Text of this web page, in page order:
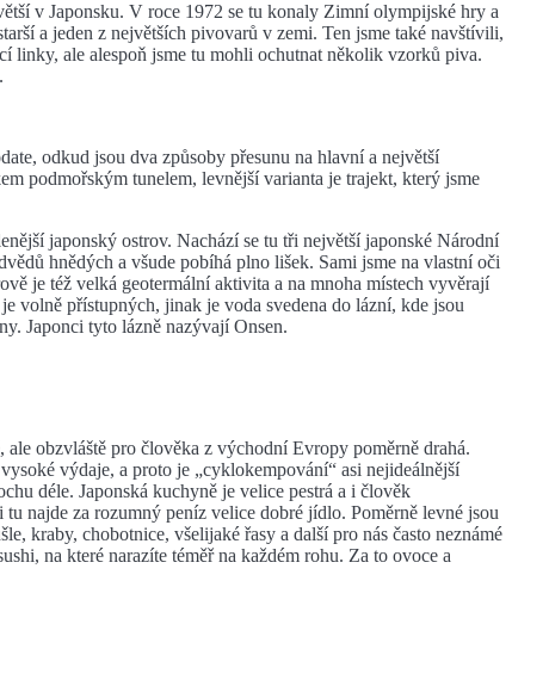
v Japonsku. V roce 1972 se tu konaly Zimní olympijské hry a
a jeden z největších pivovarů v zemi. Ten jsme také navštívili,
linky, ale alespoň jsme tu mohli ochutnat několik vzorků piva.
odkud jsou dva způsoby přesunu na hlavní a největší
podmořským tunelem, levnější varianta je trajekt, který jsme
japonský ostrov. Nachází se tu tři největší japonské Národní
hnědých a všude pobíhá plno lišek. Sami jsme na vlastní oči
je též velká geotermální aktivita a na mnoha místech vyvěrají
volně přístupných, jinak je voda svedena do lázní, kde jsou
Japonci tyto lázně nazývají Onsen.
ale obzvláště pro člověka z východní Evropy poměrně drahá.
výdaje, a proto je „cyklokempování“ asi nejideálnější
déle. Japonská kuchyně je velice pestrá a i člověk
najde za rozumný peníz velice dobré jídlo. Poměrně levné jsou
kraby, chobotnice, všelijaké řasy a další pro nás často neznámé
na které narazíte téměř na každém rohu. Za to ovoce a